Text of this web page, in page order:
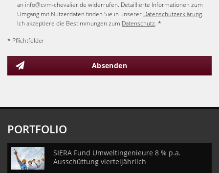
an info@cvm-chevalier.de widerrufen. Detaillierte Informationen zum
Umgang mit Nutzerdaten finden Sie in unserer Datenschutzerklärung.
Ich akzeptiere die Bestimmungen zum Datenschutz. *
* Pflichtfelder
Absenden
PORTFOLIO
SIERA Fund Umweltingenieure 8 % p.a.
Ausschüttung vierteljährlich